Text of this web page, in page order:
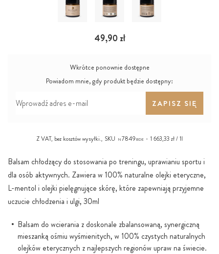
Balsam chłodzący do stosowania po treningu, uprawianiu sportu i
dla osób aktywnych. Zawiera w 100% naturalne olejki eteryczne,
L-mentol i olejki pielęgnujące skórę, które zapewniają przyjemne
uczucie chłodzenia i ulgi, 30ml
Balsam do wcierania z doskonale zbalansowaną, synergiczną
mieszanką ośmiu wyśmienitych, w 100% czystych naturalnych
olejków eterycznych z najlepszych regionów upraw na świecie.
49,90 zł
Wkrótce ponownie dostępne
Powiadom mnie, gdy produkt będzie dostępny:
ZAPISZ SIĘ
Z VAT, bez kosztów wysyłki., SKU N7849BDE 1 663,33 zł / 1l